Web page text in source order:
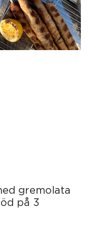
gremolata
på 3